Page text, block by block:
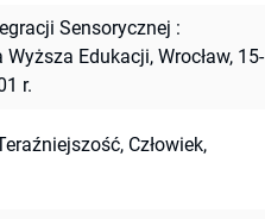
Sensorycznej :
Edukacji, Wrocław, 15-
r.
Człowiek,